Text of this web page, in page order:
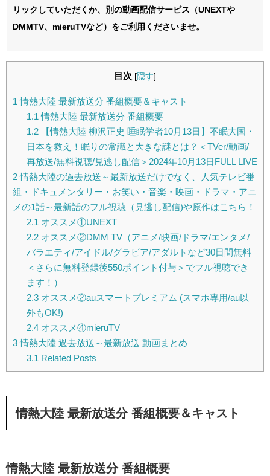
リックしていただくか、別の動画配信サービス（UNEXTや
DMMTV、mieruTVなど）をご利用くださいませ。
目次 [隠す]
1情熱大陸 最新放送分 番組概要＆キャスト
1.1情熱大陸 最新放送分 番組概要
1.2【情熱大陸 柳沢正史 睡眠学者10月13日】不眠大国・
日本を救え！眠りの常識と大きな謎とは？＜TVer/動画/
再放送/無料視聴/見逃し配信＞2024年10月13日FULL LIVE
2情熱大陸の過去放送～最新放送だけでなく、人気テレビ番
組・ドキュメンタリー・お笑い・音楽・映画・ドラマ・アニ
メの1話～最新話のフル視聴（見逃し配信)や原作はこちら！
2.1オススメ①UNEXT
2.2オススメ②DMM TV（アニメ/映画/ドラマ/エンタメ/
バラエティ/アイドル/グラビア/アダルトなど30日間無料
＜さらに無料登録後550ポイント付与＞でフル視聴でき
ます！）
2.3オススメ②auスマートプレミアム (スマホ専用/au以
外もOK!)
2.4オススメ④mieruTV
3情熱大陸 過去放送～最新放送 動画まとめ
3.1Related Posts
情熱大陸 最新放送分 番組概要＆キャスト
情熱大陸 最新放送分 番組概要